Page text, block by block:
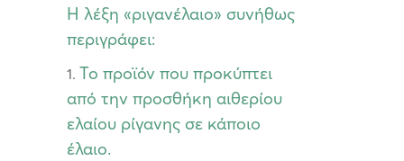
Η λέξη «ριγανέλαιο» συνήθως
περιγράφει:
Το προϊόν που προκύπτει
από την προσθήκη αιθερίου
ελαίου ρίγανης σε κάποιο
έλαιο.